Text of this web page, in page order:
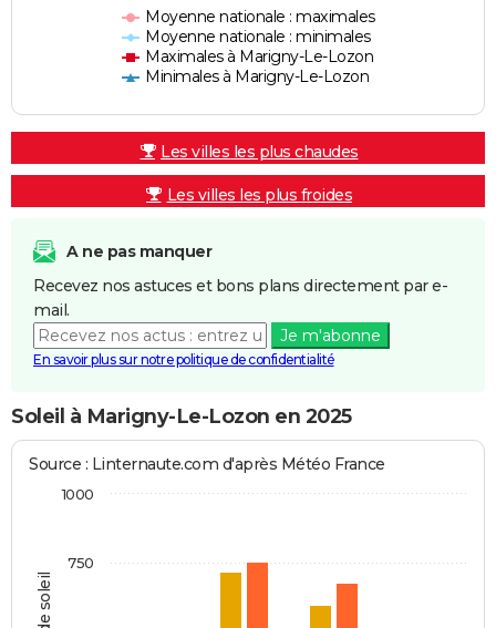
Moyenne nationale : maximales
Moyenne nationale : minimales
Maximales à Marigny-Le-Lozon
Minimales à Marigny-Le-Lozon
Les villes les plus chaudes
Les villes les plus froides
A ne pas manquer
Recevez nos astuces et bons plans directement par e-
mail.
Je m'abonne
En savoir plus sur notre politique de confidentialité
Soleil à Marigny-Le-Lozon en 2025
Source : Linternaute.com d'après Météo France
750
1000